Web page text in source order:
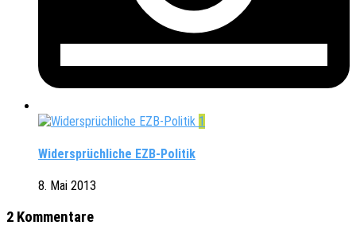
1
Widersprüchliche EZB-Politik
8. Mai 2013
2 Kommentare